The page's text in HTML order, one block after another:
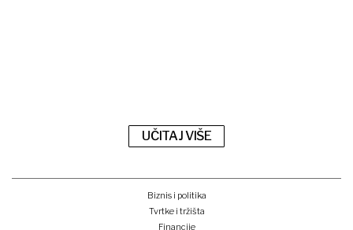
UČITAJ VIŠE
Biznis i politika
Tvrtke i tržišta
Financije